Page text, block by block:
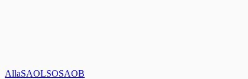
AllaSAOLSOSAOB